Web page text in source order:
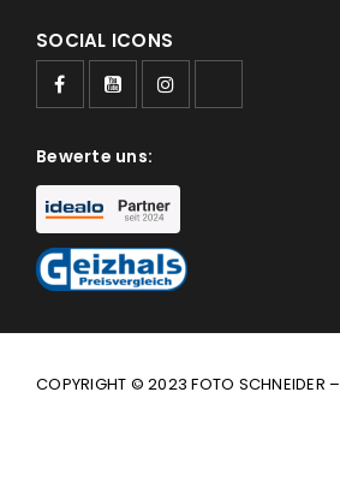
SOCIAL ICONS
Bewerte uns:
COPYRIGHT © 2023 FOTO SCHNEIDER